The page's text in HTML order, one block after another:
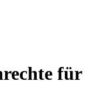
für